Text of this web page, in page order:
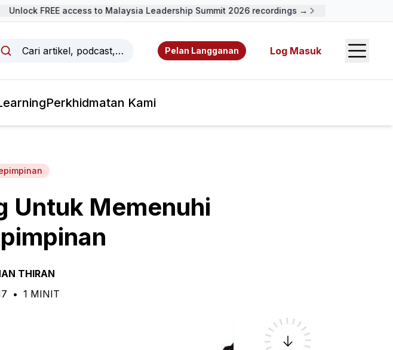
Unlock FREE access to Malaysia Leadership Summit 2026 recordings →
Cari artikel, podcast, video, sumber rujukan, dan pengarang.
Pelan Langganan Log Masuk Open
Perkhidmatan Kami
Untuk Memenuhi
THIRAN
• 1 MINIT